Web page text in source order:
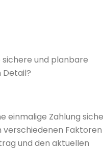
und planbare
einmalige Zahlung
verschiedenen
und den aktuellen